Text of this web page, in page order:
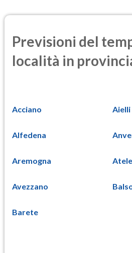
Previsioni del
località in
Acciano Aielli
Alfedena
Aremogna
Avezzano
Barete